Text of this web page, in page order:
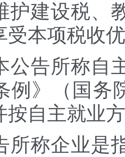
建设税、教
受本项税收
告所称自主
例》（国务
按自主就业
称企业是指